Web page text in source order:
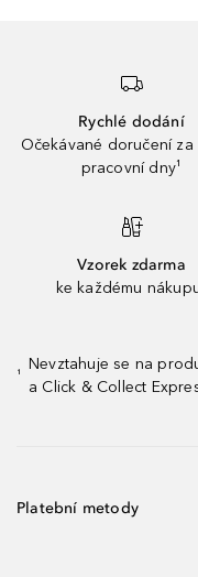
Rychlé dodání
Očekávané doručení za
pracovní dny¹
Vzorek zdarma
ke každému
¹
Nevztahuje se na
a Click & Collect
Platební metody